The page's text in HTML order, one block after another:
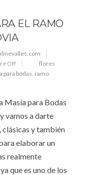
EL RAMO
Off
flores
para bodas, ramo
Masía para Bodas
vamos a darte
clásicas y también
elaborar un
realmente
que es uno de los